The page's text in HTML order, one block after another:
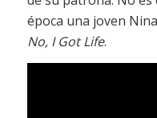
época una joven
No, I Got Life.